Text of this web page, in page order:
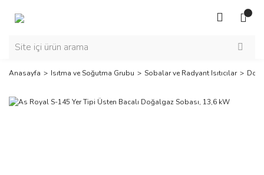
Anasayfa Isıtma ve Soğutma Grubu Sobalar ve Radyant Isıtıcılar